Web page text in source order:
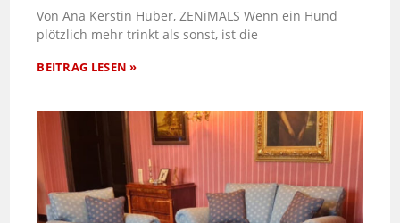
Von Ana Kerstin Huber, ZENiMALS Wenn ein Hund
plötzlich mehr trinkt als sonst, ist die
BEITRAG LESEN »